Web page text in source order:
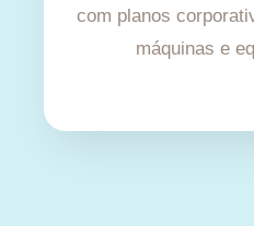
com planos
máquinas e